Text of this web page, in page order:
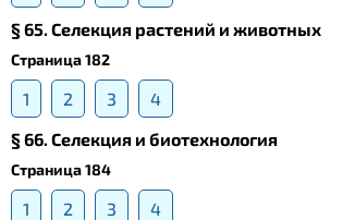
§ 65. Селекция растений и животных
Страница 182
1 2 3
4
§ 66. Селекция и биотехнология
Страница 184
1 2 3
4